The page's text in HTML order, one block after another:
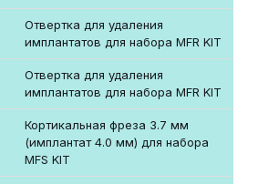
Отвертка для удаления
имплантатов для набора MFR KIT
Отвертка для удаления
имплантатов для набора MFR KIT
Кортикальная фреза 3.7 мм
(имплантат 4.0 мм) для набора
MFS KIT